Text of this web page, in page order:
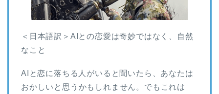
＜日本語訳＞AIとの恋愛は奇妙ではなく、自然
なこと
AIと恋に落ちる人がいると聞いたら、あなたは
おかしいと思うかもしれません。でもこれは